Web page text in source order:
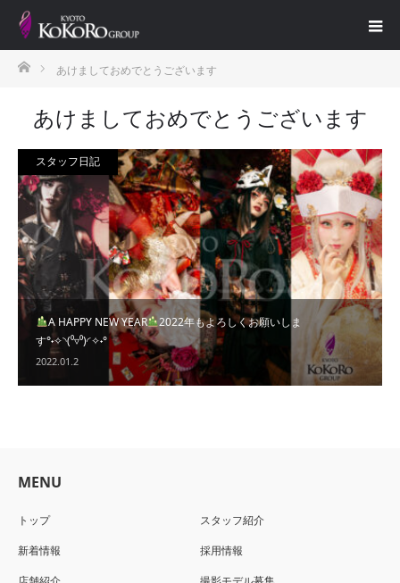
ホームあけましておめでとうございます
あけましておめでとうございます
A HAPPY NEW YEAR
2022年もよろしくお願いしま
す°˖✧◝(⁰▿⁰)◜✧˖°
2022.01.2
スタッフ日記
MENU
トップ
新着情報
スタッフ紹介
採用情報